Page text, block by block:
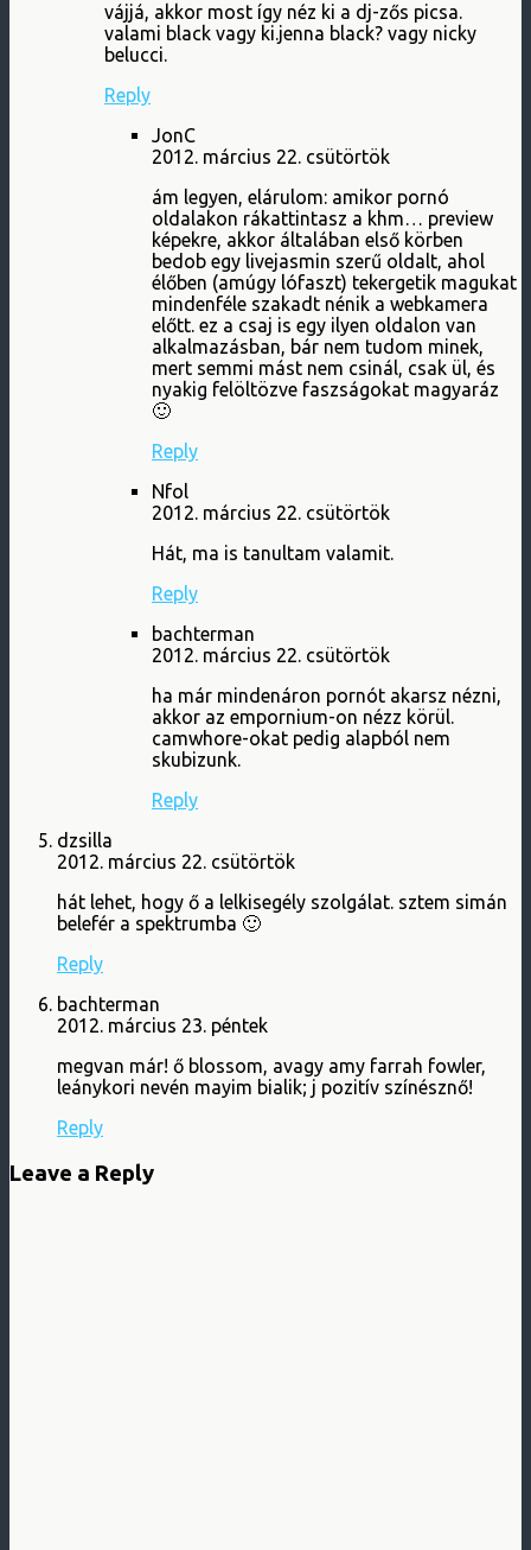
vájjá, akkor most így néz ki a dj-zős picsa.
valami black vagy ki.jenna black? vagy nicky
belucci.
Reply
JonC
2012. március 22. csütörtök
ám legyen, elárulom: amikor pornó
oldalakon rákattintasz a khm… preview
képekre, akkor általában első körben
bedob egy livejasmin szerű oldalt, ahol
élőben (amúgy lófaszt) tekergetik magukat
mindenféle szakadt nénik a webkamera
előtt. ez a csaj is egy ilyen oldalon van
alkalmazásban, bár nem tudom minek,
mert semmi mást nem csinál, csak ül, és
nyakig felöltözve faszságokat magyaráz
🙂
Reply
Nfol
2012. március 22. csütörtök
Hát, ma is tanultam valamit.
Reply
bachterman
2012. március 22. csütörtök
ha már mindenáron pornót akarsz nézni,
akkor az empornium-on nézz körül.
camwhore-okat pedig alapból nem
skubizunk.
Reply
dzsilla
2012. március 22. csütörtök
hát lehet, hogy ő a lelkisegély szolgálat. sztem simán
belefér a spektrumba 🙂
Reply
bachterman
2012. március 23. péntek
megvan már! ő blossom, avagy amy farrah fowler,
leánykori nevén mayim bialik; j pozitív színésznő!
Reply
Leave a Reply